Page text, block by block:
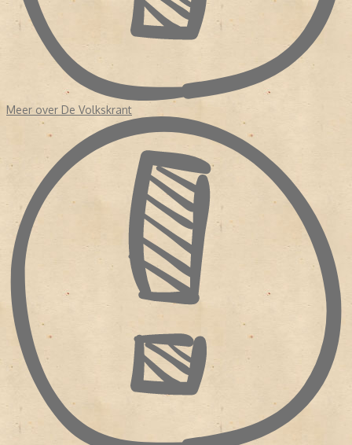
Meer over De Volkskrant